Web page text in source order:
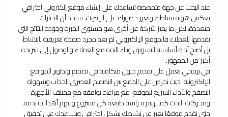
عند البحث عن جهة متخصصة تساعدك على إنشاء موقع إلكتروني احترافي
يعكس هوية نشاطك ويعزز حضورك على الإنترنت، ستجد أن الخيارات
متعددة، لكن ما يميز شركة عن أخرى هو مستوى الخبرة وجودة النتائج التي
تقدمها للعملاء فالموقع الإلكتروني لم يعد مجرد صفحة تعريفية بالنشاط،
بل أصبح أداة أساسية للتسويق وبناء الثقة مع العملاء والوصول إلى شريحة
أكبر من الجمهور.
في برمجي نعمل على تقديم حلول متكاملة في تصميم وتطوير المواقع
الإلكترونية، حيث نحرص على الجمع بين التصميم العصري الجذاب وسهولة
التصفح والأداء السريع للموقع، مع مراعاة توافقه مع مختلف الأجهزة
ومحركات البحث كما نهتم بدراسة طبيعة كل مشروع وفهم أهدافه بدقة،
حتى نقدم موقعًا يعبر عن نشاطك بشكل احترافي ويساعدك على تحقيق